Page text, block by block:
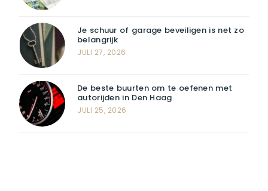
Je schuur of garage beveiligen is net zo
belangrijk
JULI 27, 2026
De beste buurten om te oefenen met
autorijden in Den Haag
JULI 25, 2026